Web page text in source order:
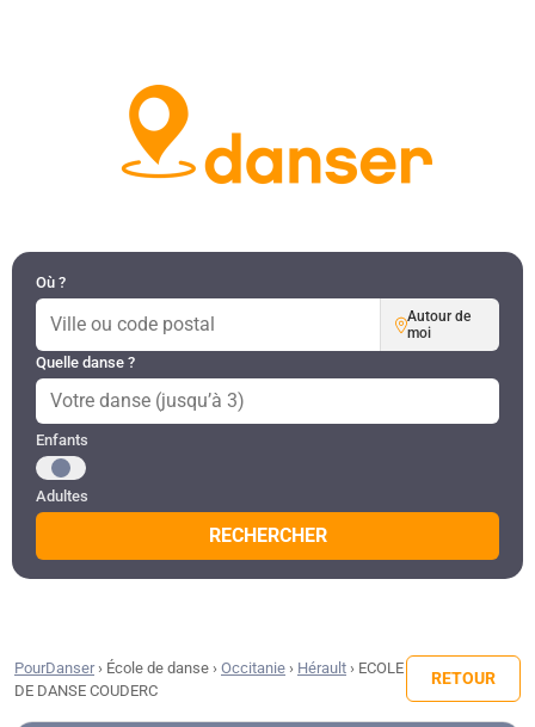
Où ?
Autour de
moi
Quelle danse ?
Public recherché
Enfants
Adultes
RECHERCHER
PourDanser› École de danse › Occitanie › Hérault › ECOLE
DE DANSE COUDERC
RETOUR